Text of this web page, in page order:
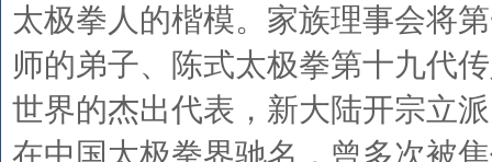
太极拳人的楷模。家族理事会将
师的弟子、陈式太极拳第十九代
世界的杰出代表，新大陆开宗立
在中国太极拳界驰名，曾多次被